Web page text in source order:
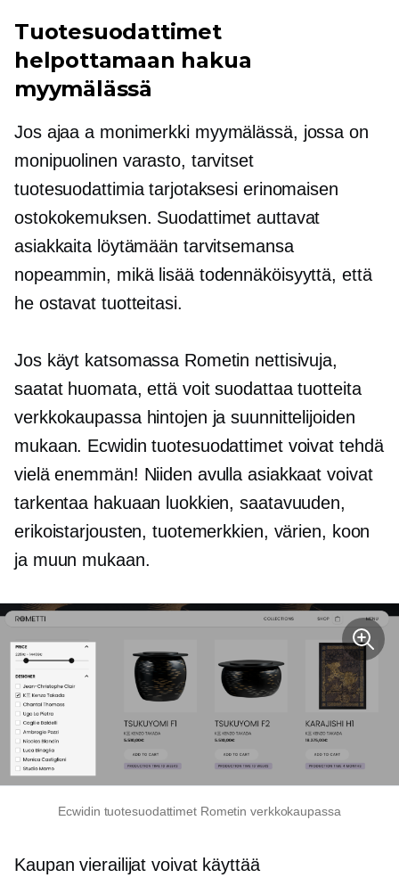
Tuotesuodattimet
helpottamaan hakua
myymälässä
Jos ajaa a monimerkkimyymälässä, jossa on
monipuolinen varasto, tarvitset
tuotesuodattimia tarjotaksesi erinomaisen
ostokokemuksen. Suodattimet auttavat
asiakkaita löytämään tarvitsemansa
nopeammin, mikä lisää todennäköisyyttä, että
he ostavat tuotteitasi.
Jos käyt katsomassa Rometin nettisivuja,
saatat huomata, että voit suodattaa tuotteita
verkkokaupassa hintojen ja suunnittelijoiden
mukaan. Ecwidin tuotesuodattimet voivat tehdä
vielä enemmän! Niiden avulla asiakkaat voivat
tarkentaa hakuaan luokkien, saatavuuden,
erikoistarjousten, tuotemerkkien, värien, koon
ja muun mukaan.
Ecwidin tuotesuodattimet Rometin verkkokaupassa
Kaupan vierailijat voivat käyttää